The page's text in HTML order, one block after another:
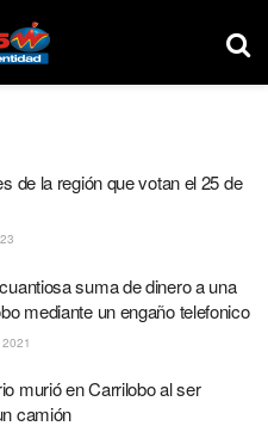
de la región que votan el 25 de
suma de dinero a una
mediante un engaño telefonico
murió en Carrilobo al ser
camión